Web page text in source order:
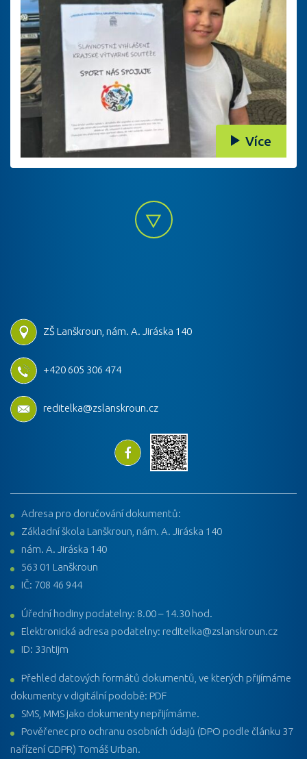
Více
ZŠ Lanškroun, nám. A. Jiráska 140
+420 605 306 474
reditelka@zslanskroun.cz
Adresa pro doručování dokumentů:
Základní škola Lanškroun, nám. A. Jiráska 140
nám. A. Jiráska 140
563 01 Lanškroun
IČ: 708 46 944
Úřední hodiny podatelny: 8.00 – 14.30 hod.
Elektronická adresa podatelny: reditelka@zslanskroun.cz
ID: 33ntijm
Přehled datových formátů dokumentů, ve kterých přijímáme
dokumenty v digitální podobě: PDF
SMS, MMS jako dokumenty nepřijímáme.
Pověřenec pro ochranu osobních údajů (DPO podle článku 37
nařízení GDPR) Tomáš Urban.